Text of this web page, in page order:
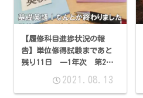
【履修科目進捗状況の報
告】単位修得試験まであと
残り11日 ―1年次 第2回
2021.08.13